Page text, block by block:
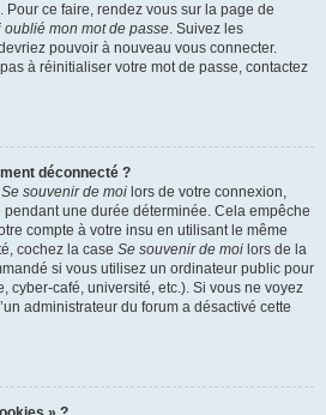
ce faire, rendez vous sur la page de
oublié mon mot de passe. Suivez les
pouvoir à nouveau vous connecter.
à réinitialiser votre mot de passe, contactez
déconnecté ?
Se souvenir de moi lors de votre connexion,
une durée déterminée. Cela empêche
compte à votre insu en utilisant le même
cochez la case Se souvenir de moi lors de la
si vous utilisez un ordinateur public pour
cyber-café, université, etc.). Si vous ne voyez
administrateur du forum a désactivé cette